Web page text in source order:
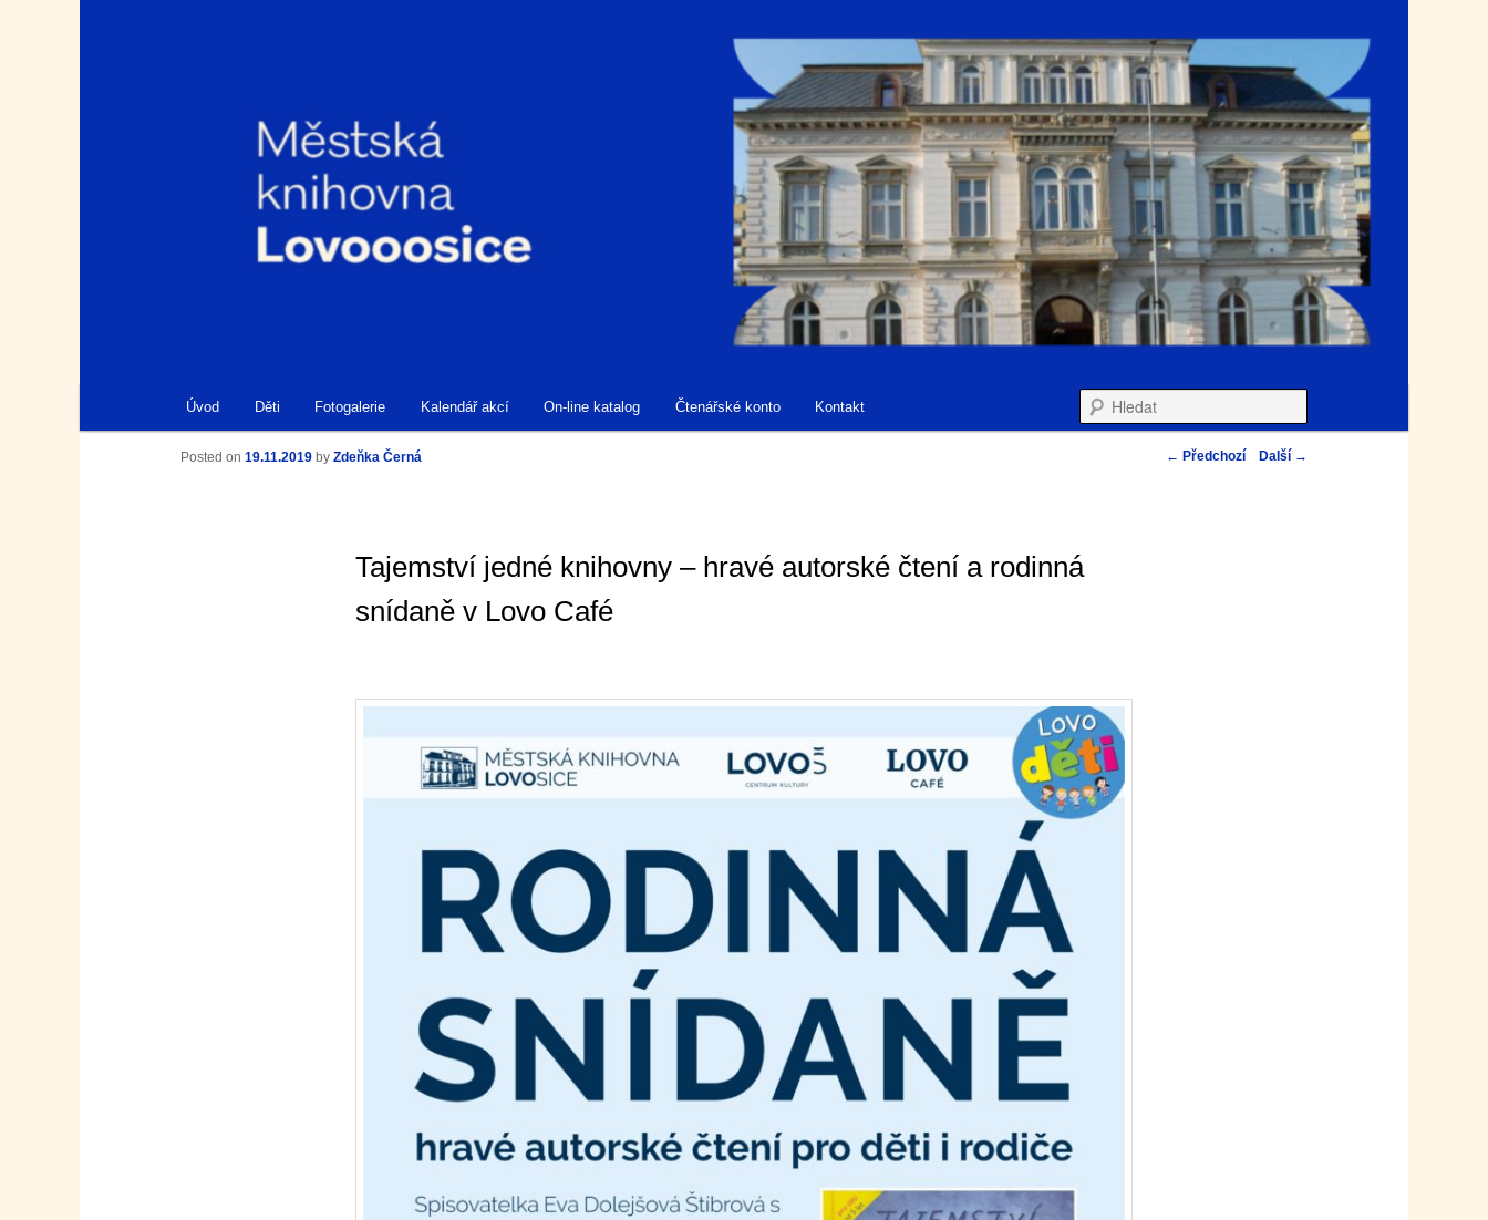
Knihovna Lovosice
Hlavní navigační menu
Přejít k hlavnímu obsahu webu
Přejít k obsahu postranního panelu
Úvod Děti Fotogalerie Kalendář akcí On-line katalog Čtenářské konto Kontakt
Navigace pro příspěvky ← Předchozí Další →
Tajemství jedné knihovny – hravé autorské čtení a rodinná
snídaně v Lovo Café
Posted on19.11.2019 byZdeňka Černá